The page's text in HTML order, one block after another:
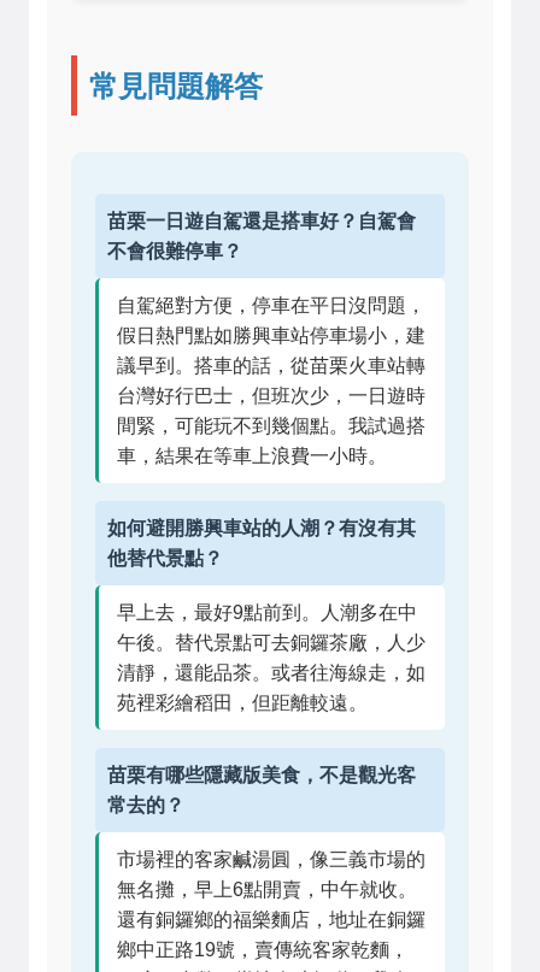
常見問題解答
苗栗一日遊自駕還是搭車好？自駕會
不會很難停車？
自駕絕對方便，停車在平日沒問題，
假日熱門點如勝興車站停車場小，建
議早到。搭車的話，從苗栗火車站轉
台灣好行巴士，但班次少，一日遊時
間緊，可能玩不到幾個點。我試過搭
車，結果在等車上浪費一小時。
如何避開勝興車站的人潮？有沒有其
他替代景點？
早上去，最好9點前到。人潮多在中
午後。替代景點可去銅鑼茶廠，人少
清靜，還能品茶。或者往海線走，如
苑裡彩繪稻田，但距離較遠。
苗栗有哪些隱藏版美食，不是觀光客
常去的？
市場裡的客家鹹湯圓，像三義市場的
無名攤，早上6點開賣，中午就收。
還有銅鑼鄉的福樂麵店，地址在銅鑼
鄉中正路19號，賣傳統客家乾麵，